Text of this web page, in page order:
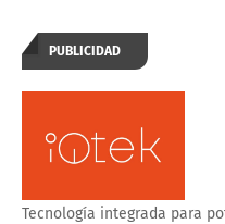
PUBLICIDAD
Tecnología integrada para